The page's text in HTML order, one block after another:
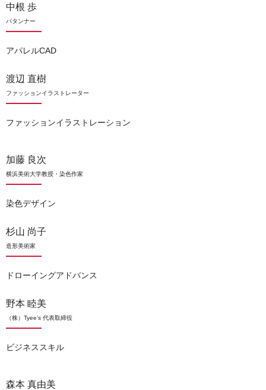
中根 歩
パタンナー
アパレルCAD
渡辺 直樹
ファッションイラストレーター
ファッションイラストレーション
加藤 良次
横浜美術大学教授・染色作家
染色デザイン
杉山 尚子
造形美術家
ドローイングアドバンス
野本 睦美
（株）Tyee’s 代表取締役
ビジネススキル
森本 真由美